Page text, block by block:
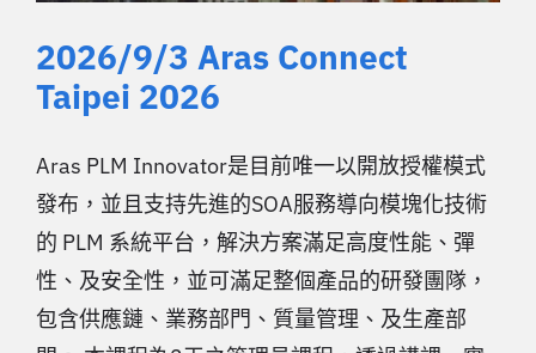
2026/9/3 Aras Connect
Taipei 2026
Aras PLM Innovator是目前唯一以開放授權模式
發布，並且支持先進的SOA服務導向模塊化技術
的 PLM 系統平台，解決方案滿足高度性能、彈
性、及安全性，並可滿足整個產品的研發團隊，
包含供應鏈、業務部門、質量管理、及生產部